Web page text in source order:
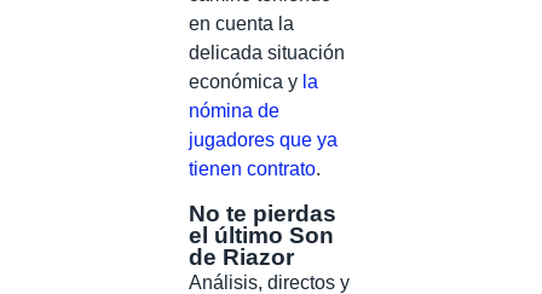
en cuenta la
delicada situación
económica y la
nómina de
jugadores que ya
tienen contrato.
No te pierdas
el último Son
de Riazor
Análisis, directos y